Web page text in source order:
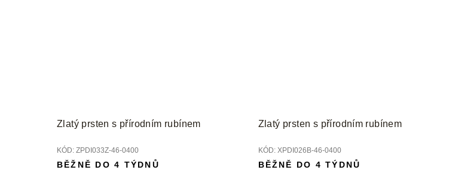
Zlatý prsten s přírodním rubínem
KÓD: ZPDI033Z-46-0400
BĚŽNĚ DO 4 TÝDNŮ
Zlatý prsten s přírodním rubínem
KÓD: XPDI026B-46-0400
BĚŽNĚ DO 4 TÝDNŮ